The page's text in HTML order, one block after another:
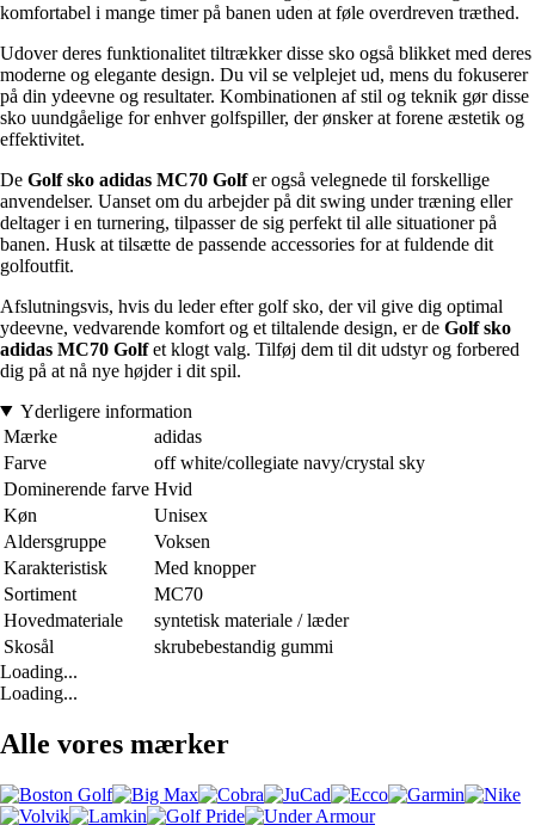
komfortabel i mange timer på banen uden at føle overdreven træthed.
Udover deres funktionalitet tiltrækker disse sko også blikket med deres
moderne og elegante design. Du vil se velplejet ud, mens du fokuserer
på din ydeevne og resultater. Kombinationen af stil og teknik gør disse
sko uundgåelige for enhver golfspiller, der ønsker at forene æstetik og
effektivitet.
De Golf sko adidas MC70 Golfer også velegnede til forskellige
anvendelser. Uanset om du arbejder på dit swing under træning eller
deltager i en turnering, tilpasser de sig perfekt til alle situationer på
banen. Husk at tilsætte de passende accessories for at fuldende dit
golfoutfit.
Afslutningsvis, hvis du leder efter golf sko, der vil give dig optimal
ydeevne, vedvarende komfort og et tiltalende design, er de Golf sko
adidas MC70 Golfet klogt valg. Tilføj dem til dit udstyr og forbered
dig på at nå nye højder i dit spil.
Yderligere information
Mærke
adidas
Farve
off white/collegiate navy/crystal sky
Dominerende farve Hvid
Køn
Unisex
Aldersgruppe
Voksen
Karakteristisk
Med knopper
Sortiment
MC70
Hovedmateriale
syntetisk materiale / læder
Skosål
skrubebestandig gummi
Loading...
Loading...
Alle vores mærker